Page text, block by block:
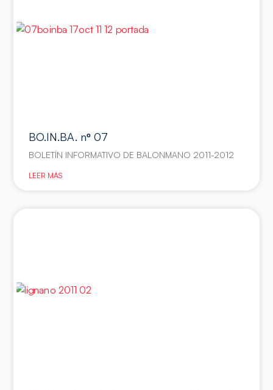
BO.IN.BA. nº 07
BOLETÍN INFORMATIVO DE BALONMANO 2011-2012
LEER MÁS